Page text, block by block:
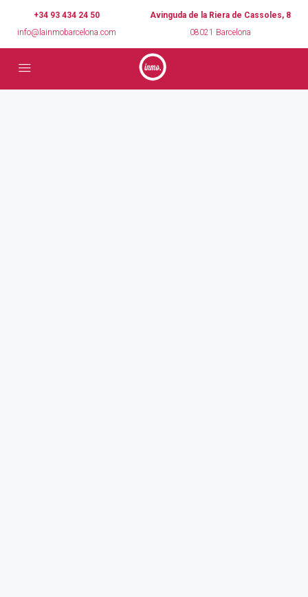
+34 93 434 24 50
info@lainmobarcelona.com
Avinguda de la Riera de Cassoles, 8
08021 Barcelona